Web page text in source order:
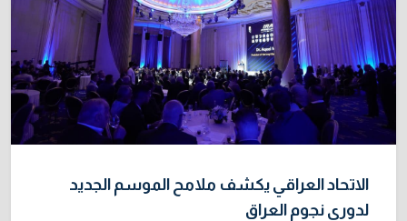
الاتحاد العراقي يكشف ملامح الموسم الجديد
لدوري نجوم العراق